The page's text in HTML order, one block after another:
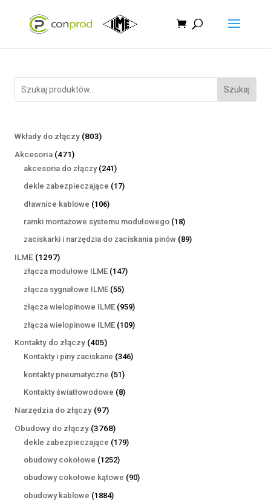
Szukaj
Wkłady do złączy 803803
Akcesoria 471471
produktów
akcesoria do złączy 241241
produktów
dekle zabezpieczające 1717
dławnice kablowe 106106
produktów
ramki montażowe systemu modułowego 1818
produktów
zaciskarki i narzędzia do zaciskania pinów 8989
ILME 12971297
produktów
złącza modułowe ILME 147147
złącza sygnałowe ILME 5555
produktów
złącza wielopinowe ILME 959959
produktów
złącza wielopinowe ILME 109109
Kontakty do złączy 405405
produktów
Kontakty i piny zaciskane 346346
kontakty pneumatyczne 5151
produktów
Kontakty światłowodowe 88
Narzędzia do złączy 9797
produktów
Obudowy do złączy 37683768
produktów
dekle zabezpieczające 179179
obudowy cokołowe 12521252
produkty
obudowy cokołowe kątowe 9090
obudowy kablowe 18841884